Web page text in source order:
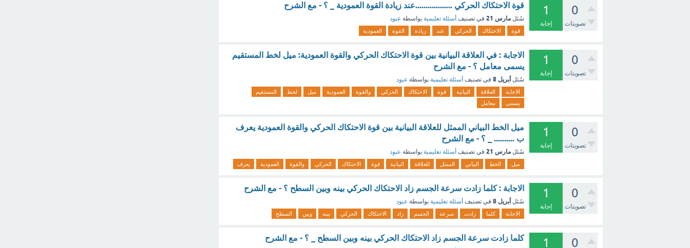
0
تصويتات
1
إجابة
قوة الاحتكاك الحركي ..................عند زيادة القوة العمودية _ ؟ - مع الشرح
سُئل مارس 21 في تصنيف أسئلة تعليمية بواسطة عبود
قوة الاحتكاك الحركي عند زيادة القوة العمودية
0
تصويتات
1
إجابة
الاجابة : في العلاقة البيانية بين قوة الاحتكاك الحركي والقوة العمودية: میل لخط المستقيم
يسمى معامل ؟ - مع الشرح
سُئل أبريل 8 في تصنيف أسئلة تعليمية بواسطة عبود
الاجابة العلاقة البيانية قوة الاحتكاك الحركي والقوة العمودية میل لخط
المستقيم
يسمى
معامل
0
تصويتات
1
إجابة
ميل الخط البياني الممثل للعلاقة البيانية بين قوة الاحتكاك الحركي والقوة العمودية يعرف
ب .......... _ ؟ - مع الشرح
سُئل مارس 21 في تصنيف أسئلة تعليمية بواسطة عبود
ميل الخط البياني الممثل للعلاقة البيانية قوة الاحتكاك الحركي والقوة العمودية يعرف
0
تصويتات
1
إجابة
الاجابة : كلما زادت سرعة الجسم زاد الاحتكاك الحركي بينه وبين السطح ؟ - مع الشرح
سُئل أبريل 8 في تصنيف أسئلة تعليمية بواسطة عبود
الاجابة كلما زادت سرعة الجسم زاد الاحتكاك الحركي بينه وبين السطح
0
1 كلما زادت سرعة الجسم زاد الاحتكاك الحركي بينه وبين السطح _ ؟ - مع الشرح